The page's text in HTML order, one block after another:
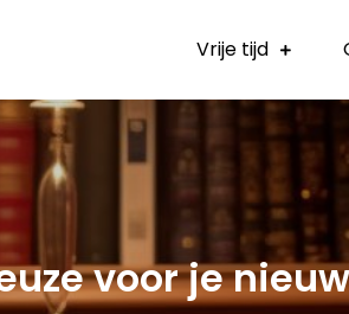
Vrije tijd
voor je